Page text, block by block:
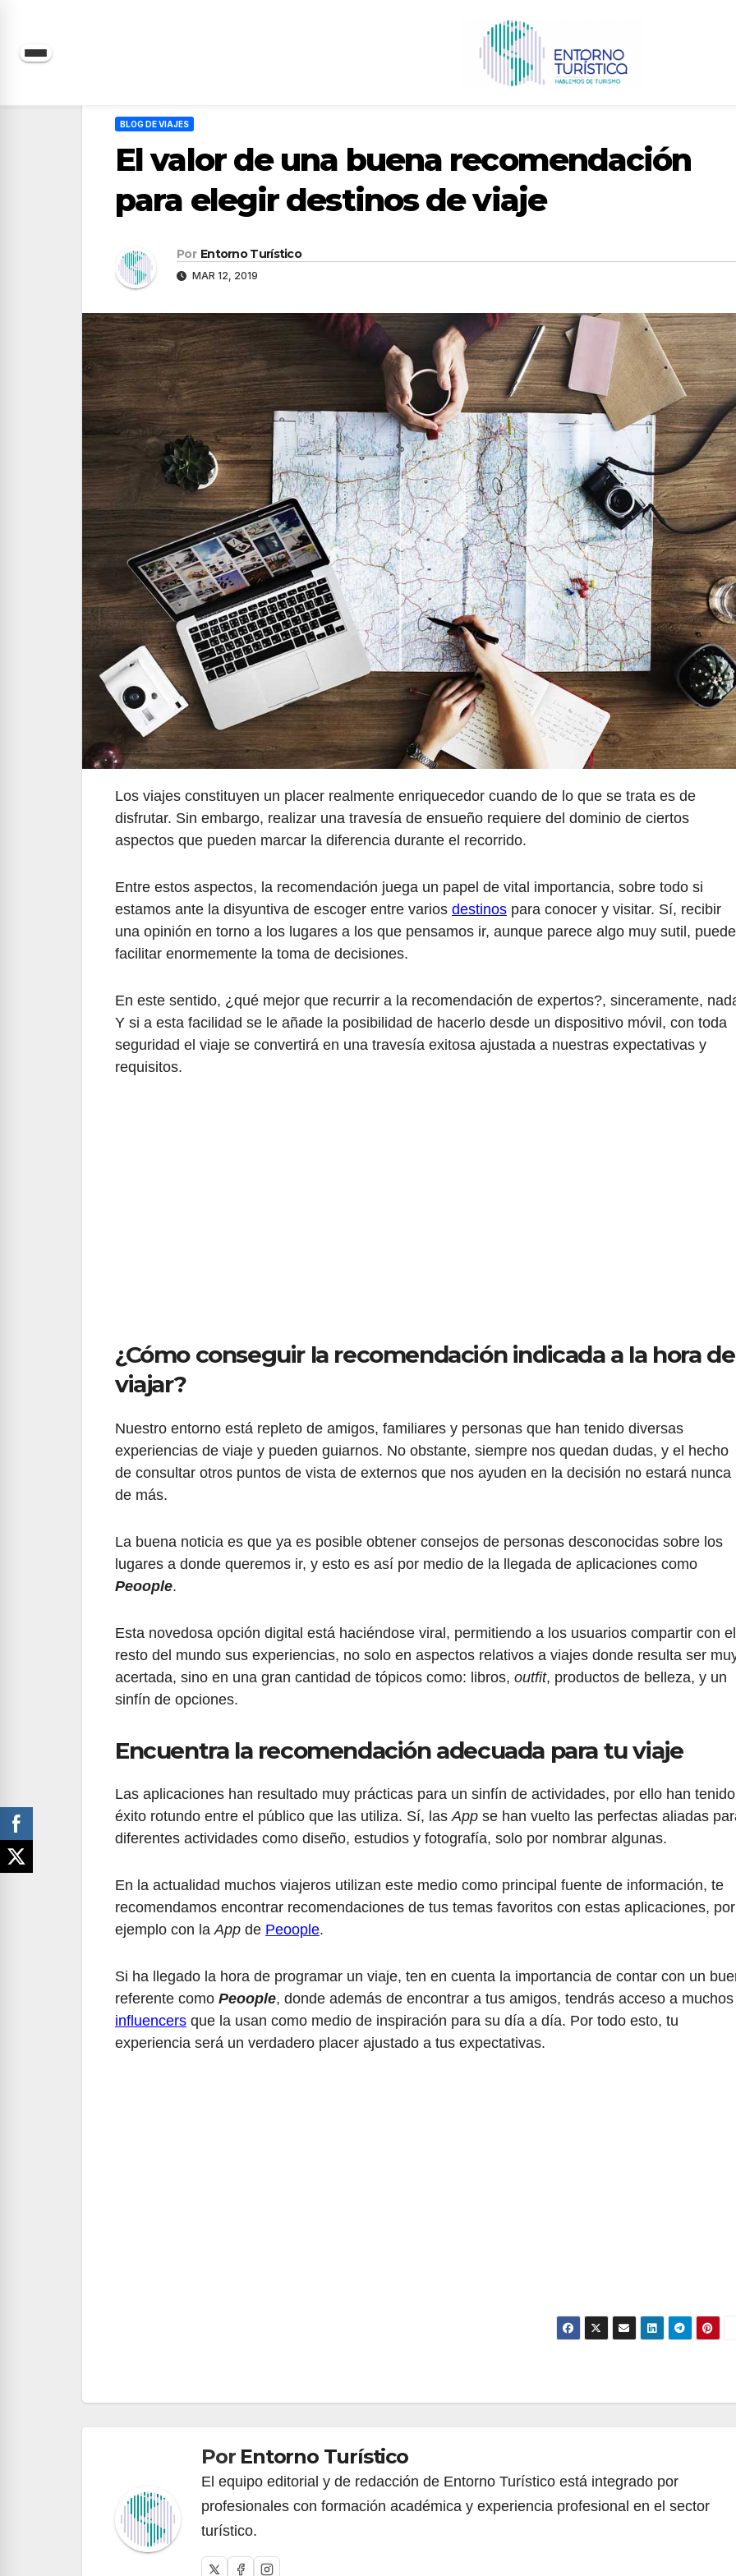
Saltar
BLOG DE VIAJES
El valor de una buena recomendación
para elegir destinos de viaje
Por Entorno Turístico
MAR 12, 2019
Los viajes constituyen un placer realmente enriquecedor cuando de lo que se trata es de
disfrutar. Sin embargo, realizar una travesía de ensueño requiere del dominio de ciertos
aspectos que pueden marcar la diferencia durante el recorrido.
Entre estos aspectos, la recomendación juega un papel de vital importancia, sobre todo si
estamos ante la disyuntiva de escoger entre varios destinos para conocer y visitar. Sí, recibir
una opinión en torno a los lugares a los que pensamos ir, aunque parece algo muy sutil, puede
facilitar enormemente la toma de decisiones.
En este sentido, ¿qué mejor que recurrir a la recomendación de expertos?, sinceramente,
Y si a esta facilidad se le añade la posibilidad de hacerlo desde un dispositivo móvil, con toda
seguridad el viaje se convertirá en una travesía exitosa ajustada a nuestras expectativas y
requisitos.
¿Cómo conseguir la recomendación indicada a la hora de
viajar?
Nuestro entorno está repleto de amigos, familiares y personas que han tenido diversas
experiencias de viaje y pueden guiarnos. No obstante, siempre nos quedan dudas, y el hecho
de consultar otros puntos de vista de externos que nos ayuden en la decisión no estará nunca
de más.
La buena noticia es que ya es posible obtener consejos de personas desconocidas sobre los
lugares a donde queremos ir, y esto es así por medio de la llegada de aplicaciones como
Peoople.
Esta novedosa opción digital está haciéndose viral, permitiendo a los usuarios compartir con el
resto del mundo sus experiencias, no solo en aspectos relativos a viajes donde resulta ser
acertada, sino en una gran cantidad de tópicos como: libros, outfit, productos de belleza, y un
sinfín de opciones.
Encuentra la recomendación adecuada para tu viaje
Las aplicaciones han resultado muy prácticas para un sinfín de actividades, por ello han tenido
éxito rotundo entre el público que las utiliza. Sí, las App se han vuelto las perfectas aliadas
diferentes actividades como diseño, estudios y fotografía, solo por nombrar algunas.
En la actualidad muchos viajeros utilizan este medio como principal fuente de información, te
recomendamos encontrar recomendaciones de tus temas favoritos con estas aplicaciones, por
ejemplo con la App de Peoople.
Si ha llegado la hora de programar un viaje, ten en cuenta la importancia de contar con un
referente como Peoople, donde además de encontrar a tus amigos, tendrás acceso a muchos
influencers que la usan como medio de inspiración para su día a día. Por todo esto, tu
experiencia será un verdadero placer ajustado a tus expectativas.
de
entradas
Por Entorno Turístico
El equipo editorial y de redacción de Entorno Turístico está integrado por
profesionales con formación académica y experiencia profesional en el sector
turístico.